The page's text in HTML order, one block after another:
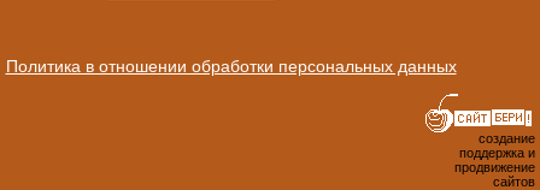
Политика в отношении обработки персональных данных
создание
поддержка и
продвижение
сайтов